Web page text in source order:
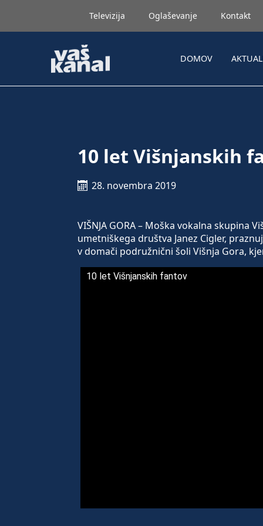
Televizija Oglaševanje Kontakt
DOMOV
10 let Višnjanskih
28. novembra 2019
VIŠNJA GORA – Moška vokalna skupina
umetniškega društva Janez Cigler,
v domači podružnični šoli Višnja Gora,
10 let Višnjanskih fantov